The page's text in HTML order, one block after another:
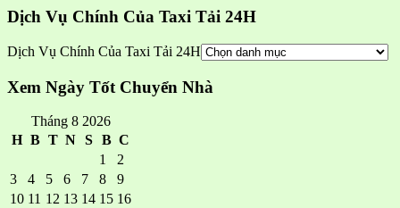
Dịch Vụ Chính Của Taxi Tải 24H
Dịch Vụ Chính Của Taxi Tải 24H
Xem Ngày Tốt Chuyển Nhà
Tháng 8 2026
H B T N S B C
1
2
3
4 5 6 7 8
9
10 11 12 13 14 15 16